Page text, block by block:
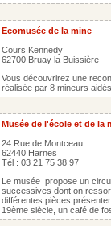
Ecomusée de la mine
Cours Kennedy
62700 Bruay la Buissière
Vous découvrirez une
réalisée par 8 mineurs
Musée de l'école et de la
24 Rue de Montceau
62440 Harnes
Tél : 03 21 75 38 97
Le musée propose un
successives dont on
différentes pièces
19ème siècle, un café de